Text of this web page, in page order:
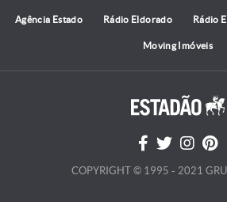
Agência Estado Rádio Eldorado Rádio
Moving Imóveis
COPYRIGHT © 1995 - 2021